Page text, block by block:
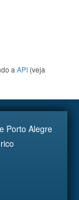
a API (veja
Porto Alegre